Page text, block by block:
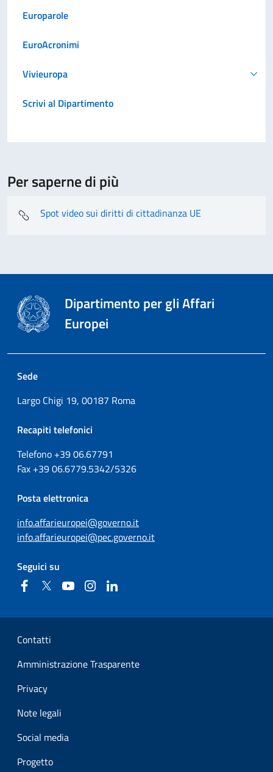
Europarole
EuroAcronimi
Vivieuropa
Scrivi al Dipartimento
Per saperne di più
Spot video sui diritti di cittadinanza UE
Dipartimento per gli Affari
Europei
Sede
Largo Chigi 19, 00187 Roma
Recapiti telefonici
Telefono +3906.67791
Fax +3906.6779.5342/5326
Posta elettronica
info.affarieuropei@governo.it
info.affarieuropei@pec.governo.it
Seguici su
FacebookTwitter YouTubeInstagram
Sezione Link Utili
Contatti
Amministrazione Trasparente
Privacy
Note legali
Social media
Progetto